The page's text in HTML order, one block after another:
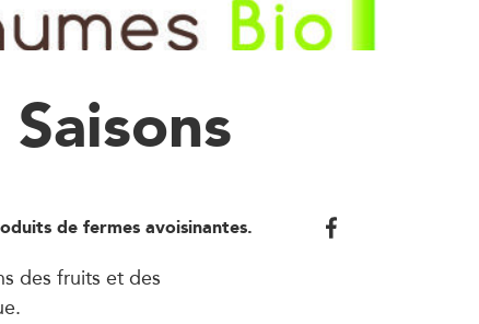
de fermes avoisinantes.
des fruits et des